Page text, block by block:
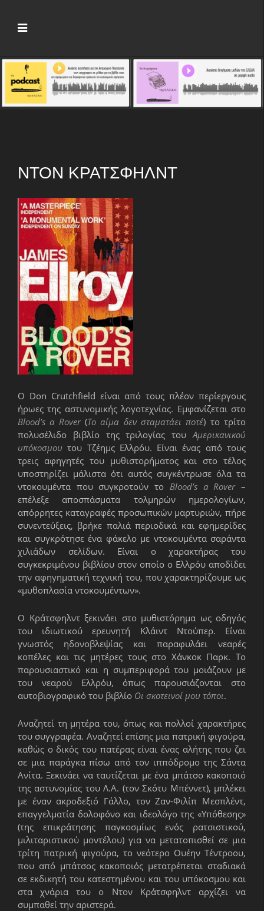
ΝΤΟΝ ΚΡΆΤΣΦΗΛΝΤ
O Don Crutchfield είναι από τους πλέον περίεργους
ήρωες της αστυνομικής λογοτεχνίας. Εμφανίζεται στο
Blood’s a Rover(Το αίμα δεν σταματάει ποτέ) το τρίτο
πολυσέλιδο βιβλίο της τριλογίας του Αμερικανικού
υπόκοσμου του Τζέημς Ελλρόυ. Είναι ένας από τους
τρεις αφηγητές του μυθιστορήματος και στο τέλος
υποστηρίζει μάλιστα ότι αυτός συγκέντρωσε όλα τα
ντοκουμέντα που συγκροτούν το Blood’s a Rover–
επέλεξε αποσπάσματα τολμηρών ημερολογίων,
απόρρητες καταγραφές προσωπικών μαρτυριών, πήρε
συνεντεύξεις, βρήκε παλιά περιοδικά και εφημερίδες
και συγκρότησε ένα φάκελο με ντοκουμέντα σαράντα
χιλιάδων σελίδων. Είναι ο χαρακτήρας του
συγκεκριμένου βιβλίου στον οποίο ο Ελλρόυ αποδίδει
την αφηγηματική τεχνική του, που χαρακτηρίζουμε ως
«μυθοπλασία ντοκουμέντων».
Ο Κράτσφηλντ ξεκινάει στο μυθιστόρημα ως οδηγός
του ιδιωτικού ερευνητή Κλάιντ Ντούπερ. Είναι
γνωστός ηδονοβλεψίας και παραφυλάει νεαρές
κοπέλες και τις μητέρες τους στο Χάνκοκ Παρκ. Το
παρουσιαστικό και η συμπεριφορά του μοιάζουν με
του νεαρού Ελλρόυ, όπως παρουσιάζονται στο
αυτοβιογραφικό του βιβλίο Οι σκοτεινοί μου τόποι.
Αναζητεί τη μητέρα του, όπως και πολλοί χαρακτήρες
του συγγραφέα. Αναζητεί επίσης μια πατρική φιγούρα,
καθώς ο δικός του πατέρας είναι ένας αλήτης που ζει
σε μια παράγκα πίσω από τον ιππόδρομο της Σάντα
Ανίτα. Ξεκινάει να ταυτίζεται με ένα μπάτσο κακοποιό
της αστυνομίας του Λ.Α. (τον Σκότυ Μπέννετ), μπλέκει
με έναν ακροδεξιό Γάλλο, τον Ζαν-Φιλίπ Μεσπλέντ,
επαγγελματία δολοφόνο και ιδεολόγο της «Υπόθεσης»
(της επικράτησης παγκοσμίως ενός ρατσιστικού,
μιλιταριστικού μοντέλου) για να μετατοπισθεί σε μια
τρίτη πατρική φιγούρα, το νεότερο Ουέην Τέντροου,
που από μπάτσος κακοποιός μετατρέπεται σταδιακά
σε εκδικητή του κατεστημένου και του υπόκοσμου και
στα χνάρια του ο Ντον Κράτσφηλντ αρχίζει να
συμπαθεί την αριστερά.